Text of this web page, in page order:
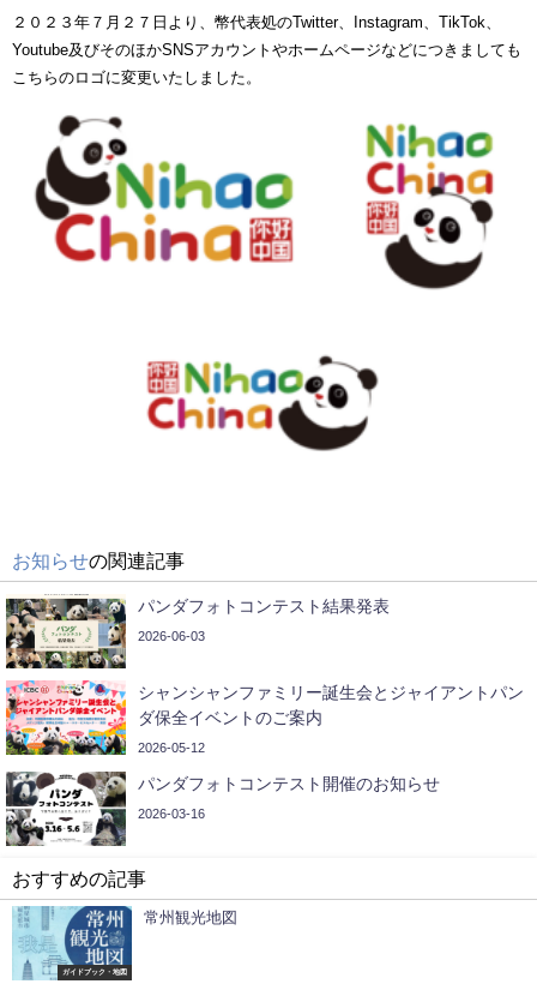
２０２３年７月２７日より、幣代表処のTwitter、 Instagram TikTok
Youtube及びそのほかSNSアカウントやホームページなどにつきましても
こちらのロゴに変更いたしました。
お知らせの関連記事
パンダフォトコンテスト結果発表
2026-06-03
シャンシャンファミリー誕生会とジャイアントパン
ダ保全イベントのご案内
2026-05-12
パンダフォトコンテスト開催のお知らせ
2026-03-16
おすすめの記事
ガイドブック・地図
常州観光地図